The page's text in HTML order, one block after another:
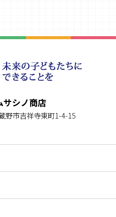
サシノ商店
野市吉祥寺東町1-4-15